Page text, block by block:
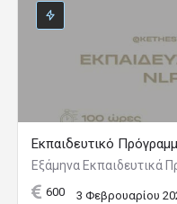
Εκπαιδευτικό
Εξάμηνα Εκπαιδευτικά
600 3 Φεβρουαρίου